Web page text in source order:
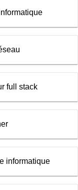
full stack
informatique